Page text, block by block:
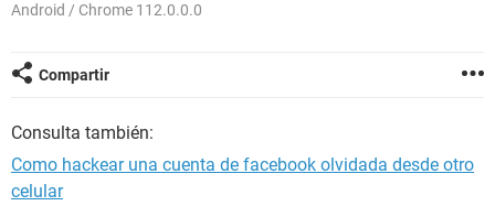
Android / Chrome 112.0.0.0
Compartir
Consulta también:
Como hackear una cuenta de facebook olvidada desde otro
celular